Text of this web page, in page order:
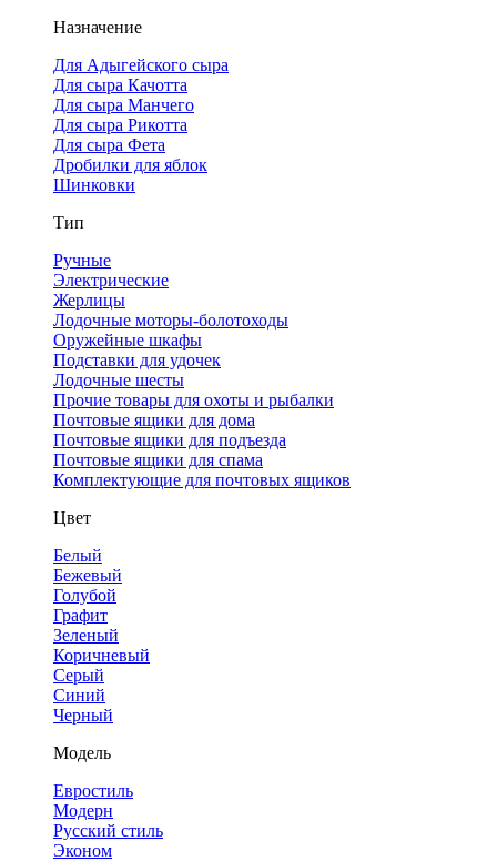
Назначение
Для Адыгейского сыра
Для сыра Качотта
Для сыра Манчего
Для сыра Рикотта
Для сыра Фета
Дробилки для яблок
Шинковки
Тип
Ручные
Электрические
Жерлицы
Лодочные моторы-болотоходы
Оружейные шкафы
Подставки для удочек
Лодочные шесты
Прочие товары для охоты и рыбалки
Почтовые ящики для дома
Почтовые ящики для подъезда
Почтовые ящики для спама
Комплектующие для почтовых ящиков
Цвет
Белый
Бежевый
Голубой
Графит
Зеленый
Коричневый
Серый
Синий
Черный
Модель
Евростиль
Модерн
Русский стиль
Эконом